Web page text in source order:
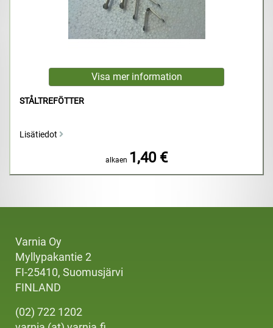
STÅLTREFÖTTER
Lisätiedot
alkaen 1,40 €
Varnia Oy
Myllypakantie 2
FI-25410, Suomusjärvi
FINLAND
(02) 722 1202